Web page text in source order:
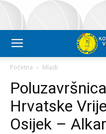
Početna Mladi
Hrvatske
Osijek – Alkar